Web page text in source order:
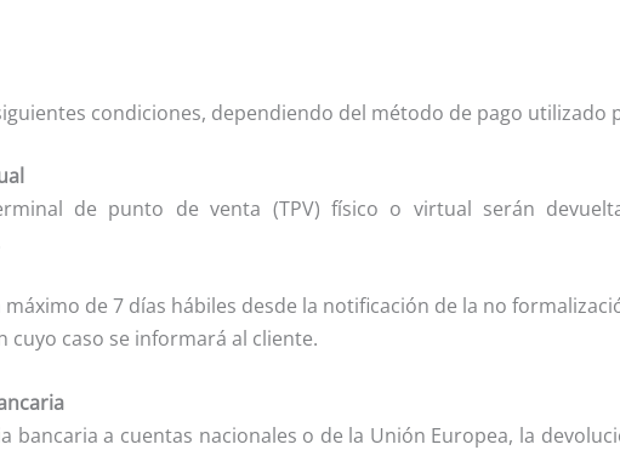
condiciones, dependiendo del método de pago utilizado
de punto de venta (TPV) físico o virtual serán
de 7 días hábiles desde la notificación de la no
cuyo caso se informará al cliente.
bancaria a cuentas nacionales o de la Unión Europea, la